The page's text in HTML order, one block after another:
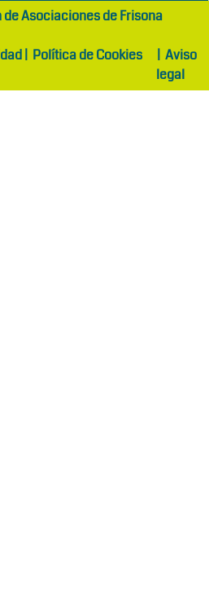
de Asociaciones de Frisona
| Política de Cookies | Aviso
legal